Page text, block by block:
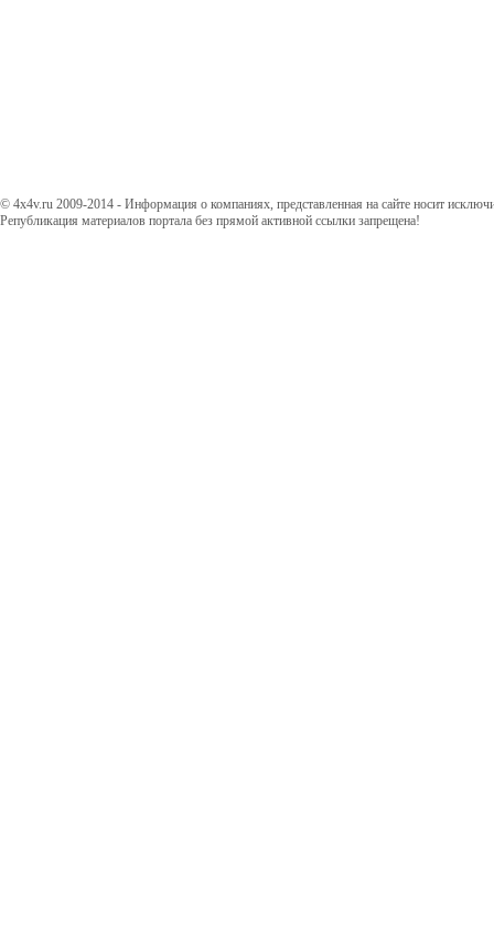
© 4x4v.ru 2009-2014 - Информация о компаниях, представленная на сайте носит
Републикация материалов портала без прямой активной ссылки запрещена!